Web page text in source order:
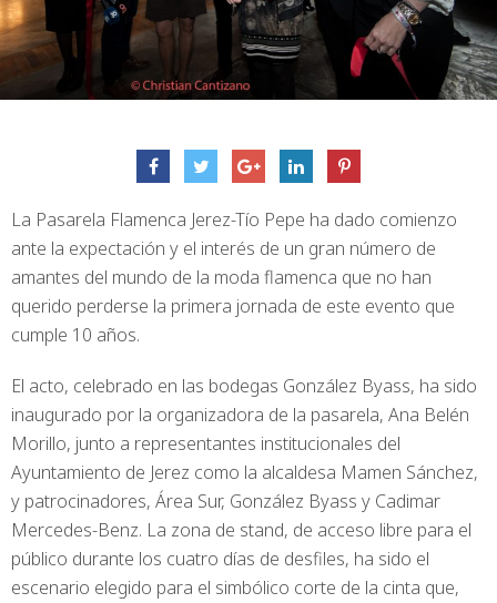
La Pasarela Flamenca Jerez-Tío Pepe ha dado comienzo
ante la expectación y el interés de un gran número de
amantes del mundo de la moda flamenca que no han
querido perderse la primera jornada de este evento que
cumple 10 años.
El acto, celebrado en las bodegas González Byass, ha sido
inaugurado por la organizadora de la pasarela, Ana Belén
Morillo, junto a representantes institucionales del
Ayuntamiento de Jerez como la alcaldesa Mamen Sánchez,
y patrocinadores, Área Sur, González Byass y Cadimar
Mercedes-Benz. La zona de stand, de acceso libre para el
público durante los cuatro días de desfiles, ha sido el
escenario elegido para el simbólico corte de la cinta que,